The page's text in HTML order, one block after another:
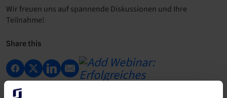
Wir freuen uns auf spannende Diskussionen und Ihre
Teilnahme!
Share this